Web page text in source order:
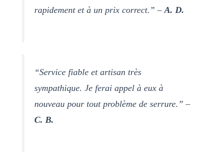
rapidement et à un prix correct.” –A. D.
“Service fiable et artisan très
sympathique. Je ferai appel à eux à
nouveau pour tout problème de serrure.” –
C. B.